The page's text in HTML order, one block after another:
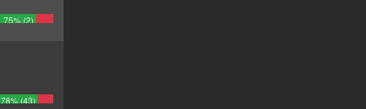
75% (2)
78% (43)